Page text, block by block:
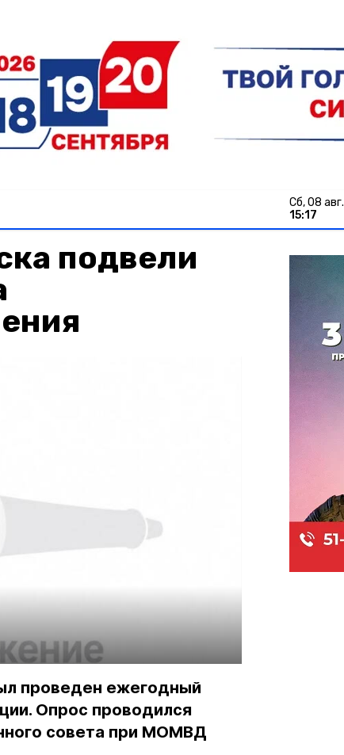
сб, 08 авг.
15:17
подвели
проведен ежегодный
Опрос проводился
совета при МОМВД